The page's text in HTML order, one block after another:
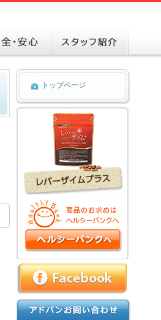
トップページ